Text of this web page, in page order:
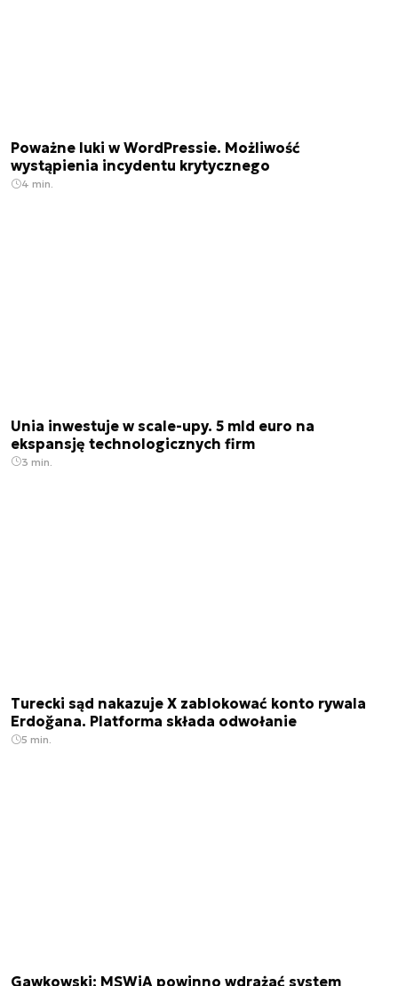
Poważne luki w WordPressie. Możliwość
wystąpienia incydentu krytycznego
4 min.
Unia inwestuje w scale-upy. 5 mld euro na
ekspansję technologicznych firm
3 min.
Turecki sąd nakazuje X zablokować konto rywala
Erdoğana. Platforma składa odwołanie
5 min.
Gawkowski: MSWiA powinno wdrażać system